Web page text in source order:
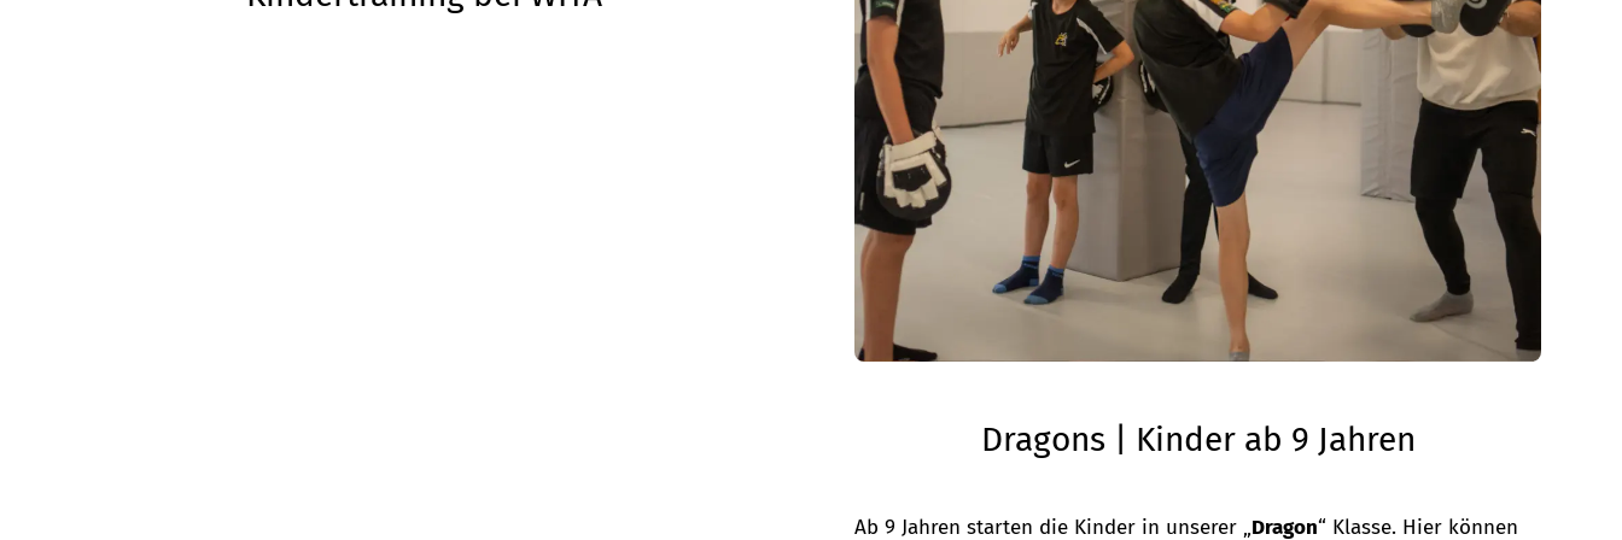
Dragons | Kinder ab 9 Jahren
Ab 9 Jahren starten die Kinder in unserer „Dragon“ Klasse. Hier können